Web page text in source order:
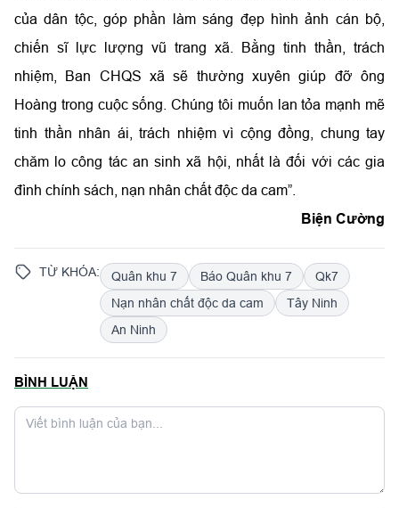
của dân tộc, góp phần làm sáng đẹp hình ảnh cán bộ,
chiến sĩ lực lượng vũ trang xã. Bằng tinh thần, trách
nhiệm, Ban CHQS xã sẽ thường xuyên giúp đỡ ông
Hoàng trong cuộc sống. Chúng tôi muốn lan tỏa mạnh mẽ
tinh thần nhân ái, trách nhiệm vì cộng đồng, chung tay
chăm lo công tác an sinh xã hội, nhất là đối với các gia
đình chính sách, nạn nhân chất độc da cam”.
Biện Cường
TỪ KHÓA: Quân khu 7 Báo Quân khu 7
Qk7
Nạn nhân chất độc da cam
Tây Ninh
An Ninh
BÌNH LUẬN